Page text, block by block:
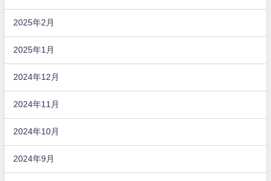
2025年2月
2025年1月
2024年12月
2024年11月
2024年10月
2024年9月